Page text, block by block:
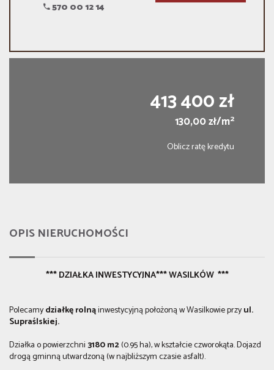
570 00 12 14
413 400 zł
130,00 zł/m2
Oblicz ratę kredytu
OPIS NIERUCHOMOŚCI
*** DZIAŁKA INWESTYCYJNA***WASILKÓW ***
Polecamydziałkę rolnąinwestycyjną położoną w Wasilkowie przyul.
Supraślskiej.
Działka o powierzchni3180 m2(0.95 ha), w kształcie czworokąta. Dojazd
drogą gminną utwardzoną (w najbliższym czasie asfalt).